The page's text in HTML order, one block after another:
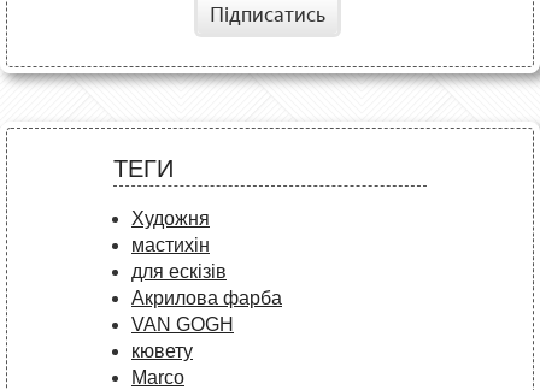
Підписатись
ТЕГИ
Художня
мастихін
для ескізів
Акрилова фарба
VAN GOGH
кювету
Marco